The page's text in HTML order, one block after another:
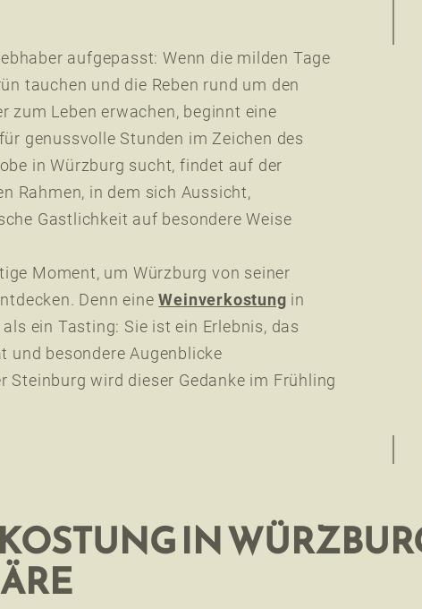
aufgepasst: Wenn die milden Tage
tauchen und die Reben rund um den
zum Leben erwachen, beginnt eine
genussvolle Stunden im Zeichen des
in Würzburg sucht, findet auf der
Rahmen, in dem sich Aussicht,
Gastlichkeit auf besondere Weise
Moment, um Würzburg von seiner
Denn eineWeinverkostung in
ein Tasting: Sie ist ein Erlebnis, das
und besondere Augenblicke
Steinburg wird dieser Gedanke im Frühling
IN